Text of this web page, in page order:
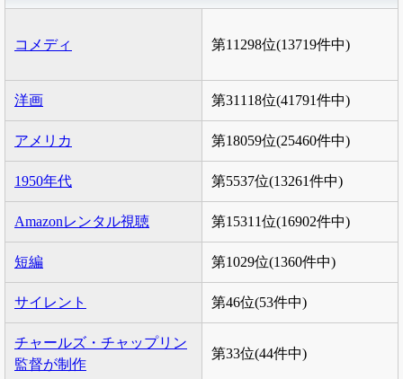
コメディ 第11298位(13719件中)
洋画 第31118位(41791件中)
アメリカ 第18059位(25460件中)
1950年代 第5537位(13261件中)
Amazonレンタル視聴 第15311位(16902件中)
短編 第1029位(1360件中)
サイレント 第46位(53件中)
チャールズ・チャップリン
監督が制作
第33位(44件中)